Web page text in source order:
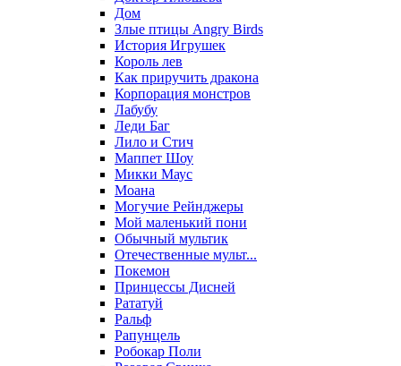
Дом
Злые птицы Angry Birds
История Игрушек
Король лев
Как приручить дракона
Корпорация монстров
Лабубу
Леди Баг
Лило и Стич
Маппет Шоу
Микки Маус
Моана
Могучие Рейнджеры
Мой маленький пони
Обычный мультик
Отечественные мульт...
Покемон
Принцессы Дисней
Рататуй
Ральф
Рапунцель
Робокар Поли